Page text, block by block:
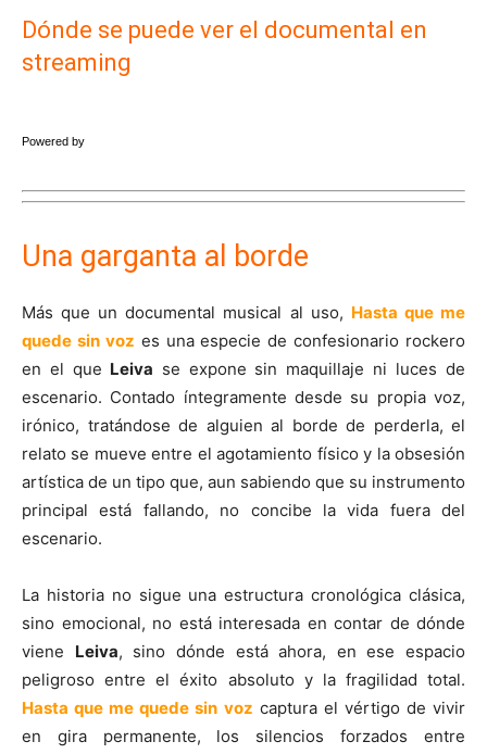
Dónde se puede ver el documental en
streaming
Powered by
Una garganta al borde
Más que un documental musical al uso, Hasta que me
quede sin voz es una especie de confesionario rockero
en el que Leiva se expone sin maquillaje ni luces de
escenario. Contado íntegramente desde su propia voz,
irónico, tratándose de alguien al borde de perderla, el
relato se mueve entre el agotamiento físico y la obsesión
artística de un tipo que, aun sabiendo que su instrumento
principal está fallando, no concibe la vida fuera del
escenario.
La historia no sigue una estructura cronológica clásica,
sino emocional, no está interesada en contar de dónde
viene Leiva, sino dónde está ahora, en ese espacio
peligroso entre el éxito absoluto y la fragilidad total.
Hasta que me quede sin voz captura el vértigo de vivir
en gira permanente, los silencios forzados entre